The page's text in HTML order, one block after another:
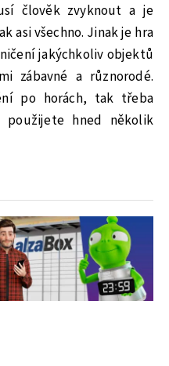
člověk zvyknout a je
asi všechno. Jinak je hra
jakýchkoliv objektů
zábavné a různorodé.
po horách, tak třeba
hned několik